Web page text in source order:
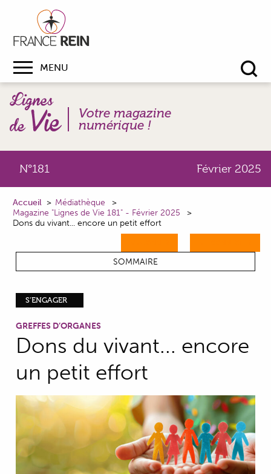
MENU
Votre magazine
numérique !
N°181 Février 2025
Accueil
Médiathèque
Magazine "Lignes de Vie 181" - Février 2025
Dons du vivant... encore un petit effort
SOMMAIRE
S'ENGAGER
GREFFES D’ORGANES
Dons du vivant... encore
un petit effort